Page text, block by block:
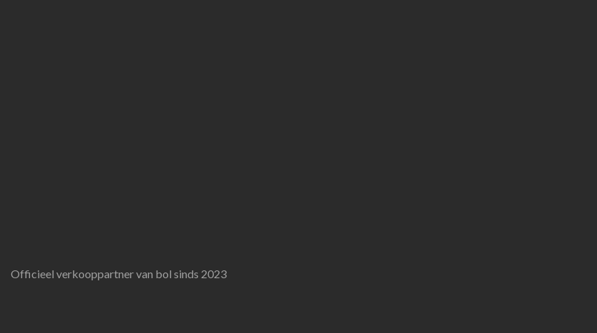
Officieel verkooppartner van bol sinds 2023